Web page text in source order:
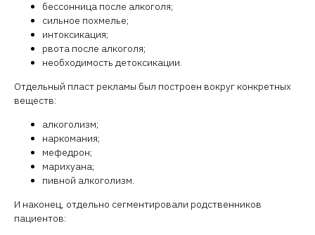
бессонница после алкоголя;
сильное похмелье;
интоксикация;
рвота после алкоголя;
необходимость детоксикации.
Отдельный пласт рекламы был построен вокруг конкретных
веществ:
алкоголизм;
наркомания;
мефедрон;
марихуана;
пивной алкоголизм.
И наконец, отдельно сегментировали родственников
пациентов:
Бесплатная
консультация
Хотите понять, почему ваша реклама не
исправить, чтобы она наконец начала
продавать? На бесплатной консультации
места и подскажем, где “утекает” бюджет
Поможем сэкономить вам сотни
тысяч ₽ уже в ближайший месяц